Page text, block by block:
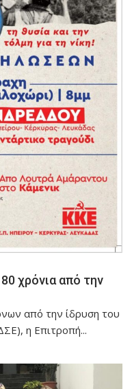
χρόνια από την
από την ίδρυση του
η Επιτροπή...